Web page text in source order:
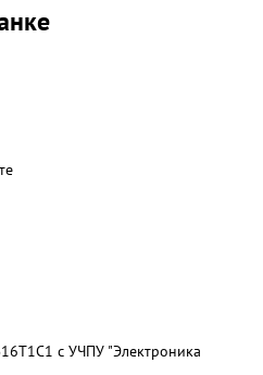
с УЧПУ "Электроника